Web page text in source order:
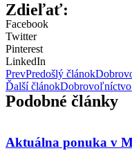
Zdieľať:
Facebook
Twitter
Pinterest
LinkedIn
PrevPredošlý článok
Ďalší článok
Podobné články
Aktuálna ponuka v